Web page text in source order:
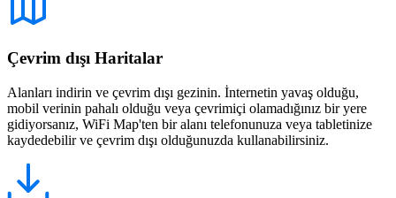
Çevrim dışı Haritalar
Alanları indirin ve çevrim dışı gezinin. İnternetin yavaş olduğu,
mobil verinin pahalı olduğu veya çevrimiçi olamadığınız bir yere
gidiyorsanız, WiFi Map'ten bir alanı telefonunuza veya tabletinize
kaydedebilir ve çevrim dışı olduğunuzda kullanabilirsiniz.